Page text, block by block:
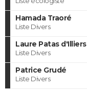
Hamada Traoré
Liste Divers
Laure Patas d'Illiers
Liste Divers
Patrice Grudé
Liste Divers